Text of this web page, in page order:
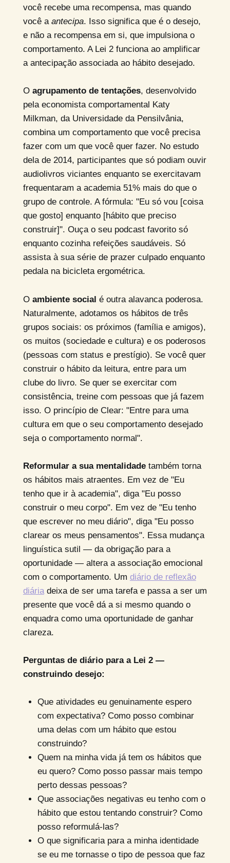
você recebe uma recompensa, mas quando
você a antecipa. Isso significa que é o desejo,
e não a recompensa em si, que impulsiona o
comportamento. A Lei 2 funciona ao amplificar
a antecipação associada ao hábito desejado.
O agrupamento de tentações, desenvolvido
pela economista comportamental Katy
Milkman, da Universidade da Pensilvânia,
combina um comportamento que você precisa
fazer com um que você quer fazer. No estudo
dela de 2014, participantes que só podiam ouvir
audiolivros viciantes enquanto se exercitavam
frequentaram a academia 51% mais do que o
grupo de controle. A fórmula: "Eu só vou [coisa
que gosto] enquanto [hábito que preciso
construir]". Ouça o seu podcast favorito só
enquanto cozinha refeições saudáveis. Só
assista à sua série de prazer culpado enquanto
pedala na bicicleta ergométrica.
O ambiente social é outra alavanca poderosa.
Naturalmente, adotamos os hábitos de três
grupos sociais: os próximos (família e amigos),
os muitos (sociedade e cultura) e os poderosos
(pessoas com status e prestígio). Se você quer
construir o hábito da leitura, entre para um
clube do livro. Se quer se exercitar com
consistência, treine com pessoas que já fazem
isso. O princípio de Clear: "Entre para uma
cultura em que o seu comportamento desejado
seja o comportamento normal".
Reformular a sua mentalidadetambém torna
os hábitos mais atraentes. Em vez de "Eu
tenho que ir à academia", diga "Eu posso
construir o meu corpo". Em vez de "Eu tenho
que escrever no meu diário", diga "Eu posso
clarear os meus pensamentos". Essa mudança
linguística sutil — da obrigação para a
oportunidade — altera a associação emocional
com o comportamento. Um diário de reflexão
diáriadeixa de ser uma tarefa e passa a ser um
presente que você dá a si mesmo quando o
enquadra como uma oportunidade de ganhar
clareza.
Perguntas de diário para a Lei 2 —
construindo desejo:
Que atividades eu genuinamente espero
com expectativa? Como posso combinar
uma delas com um hábito que estou
construindo?
Quem na minha vida já tem os hábitos que
eu quero? Como posso passar mais tempo
perto dessas pessoas?
Que associações negativas eu tenho com o
hábito que estou tentando construir? Como
posso reformulá-las?
O que significaria para a minha identidade
se eu me tornasse o tipo de pessoa que faz